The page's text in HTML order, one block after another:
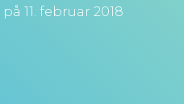
på 11. februar 2018